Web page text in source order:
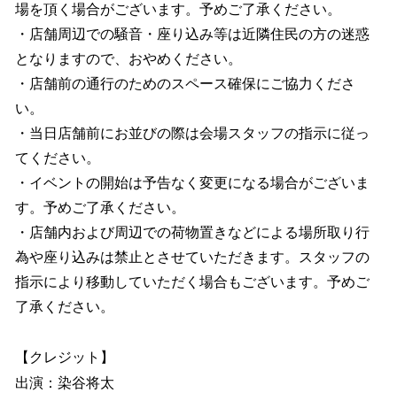
場を頂く場合がございます。予めご了承ください。
・店舗周辺での騒音・座り込み等は近隣住民の方の迷惑
となりますので、おやめください。
・店舗前の通行のためのスペース確保にご協力くださ
い。
・当日店舗前にお並びの際は会場スタッフの指示に従っ
てください。
・イベントの開始は予告なく変更になる場合がございま
す。予めご了承ください。
・店舗内および周辺での荷物置きなどによる場所取り行
為や座り込みは禁止とさせていただきます。スタッフの
指示により移動していただく場合もございます。予めご
了承ください。
【クレジット】
出演：染谷将太